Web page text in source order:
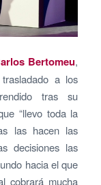
los Bertomeu,
a los
tras su
“llevo toda la
las hacen las
decisiones las
hacia el que
cobrará mucha